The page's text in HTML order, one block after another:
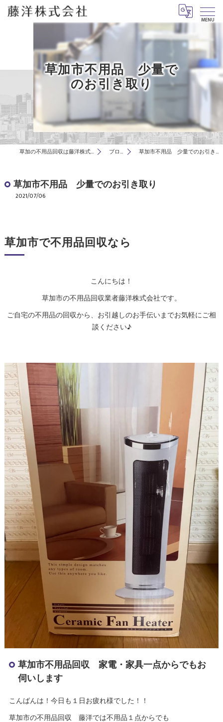
MENU
草加市不用品 少量で
のお引き取り
草加の不用品回収は藤洋株式会社 ブログ 草加市不用品 少量でのお引き取り
草加市不用品 少量でのお引き取り
2021/07/06
草加市で不用品回収なら
こんにちは！
草加市の不用品回収業者藤洋株式会社です。
ご自宅の不用品の回収から、お引越しのお手伝いまでお気軽にご相
談ください♪
草加市不用品回収 家電・家具一点からでもお
伺いします
こんばんは！今日も１日お疲れ様でした！！
草加市の不用品回収 藤洋では不用品１点からでも